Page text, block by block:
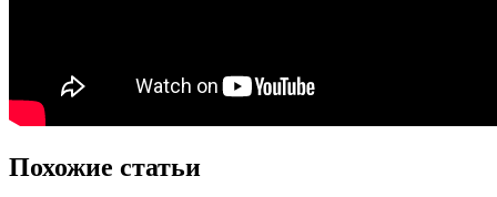
Похожие статьи